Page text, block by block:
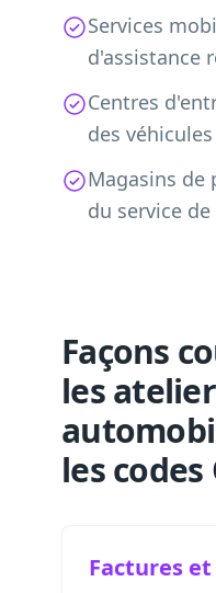
Services
d'assistance
Centres
des véhicules
Magasins de
du service
Façons
les
les codes
Factures